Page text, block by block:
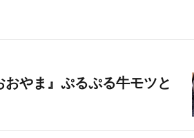
やま』ぷるぷる牛モツと